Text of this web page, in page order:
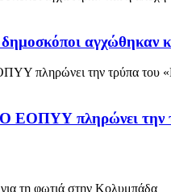
δημοσκόποι αγχώθηκαν
ΕΟΠΥΥ πληρώνει την